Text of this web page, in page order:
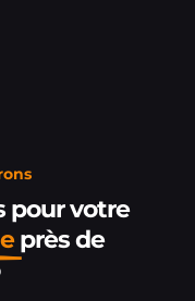
pour votre
près de